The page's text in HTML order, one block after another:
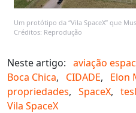
Um protótipo da “Vila SpaceX” que
Créditos: Reprodução
Neste artigo: aviação
Boca Chica, CIDADE, Elon
propriedades, SpaceX,
Vila SpaceX